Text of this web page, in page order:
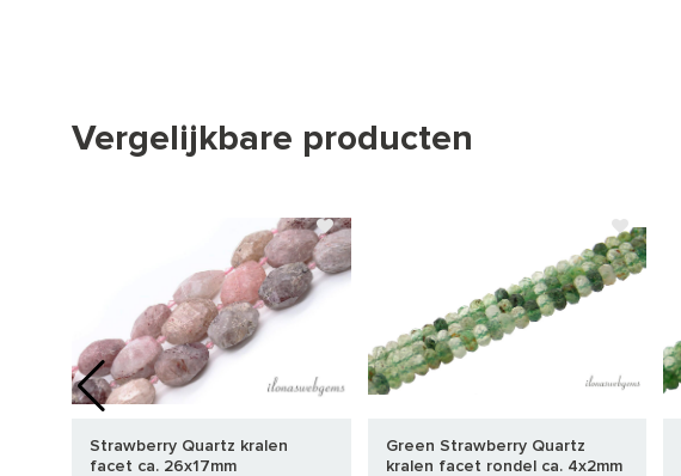
Vergelijkbare producten
Strawberry Quartz kralen
facet ca. 26x17mm
Green Strawberry Quartz
kralen facet rondel ca. 4x2mm